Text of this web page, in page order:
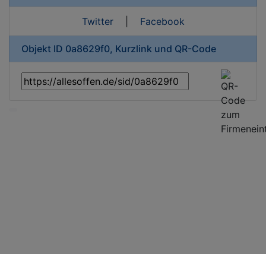
Twitter| Facebook
Objekt ID 0a8629f0, Kurzlink und QR-Code